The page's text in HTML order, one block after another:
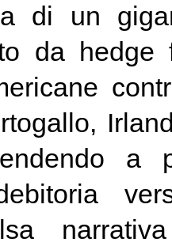
di un
da hedge
a
narrativa